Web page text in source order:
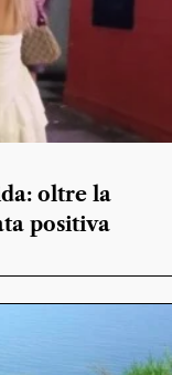
oltre la
positiva